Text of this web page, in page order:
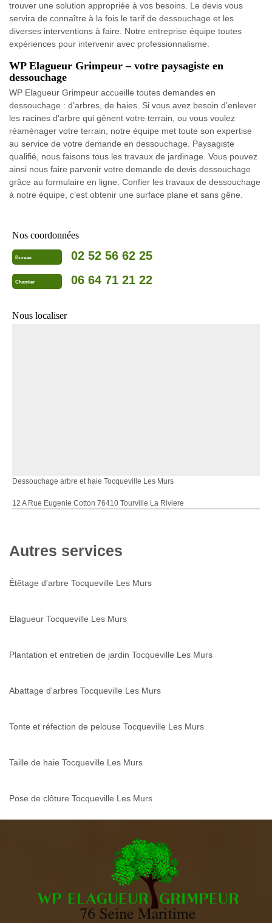
trouver une solution appropriée à vos besoins. Le devis vous
servira de connaître à la fois le tarif de dessouchage et les
diverses interventions à faire. Notre entreprise équipe toutes
expériences pour intervenir avec professionnalisme.
WP Elagueur Grimpeur – votre paysagiste en
dessouchage
WP Elagueur Grimpeur accueille toutes demandes en
dessouchage : d’arbres, de haies. Si vous avez besoin d’enlever
les racines d’arbre qui gênent votre terrain, ou vous voulez
réaménager votre terrain, notre équipe met toute son expertise
au service de votre demande en dessouchage. Paysagiste
qualifié, nous faisons tous les travaux de jardinage. Vous pouvez
ainsi nous faire parvenir votre demande de devis dessouchage
grâce au formulaire en ligne. Confier les travaux de dessouchage
à notre équipe, c’est obtenir une surface plane et sans gêne.
Nos coordonnées
Bureau 02 52 56 62 25
Chantier 06 64 71 21 22
Nous localiser
Dessouchage arbre et haie Tocqueville Les Murs
12 A Rue Eugenie Cotton 76410 Tourville La Riviere
Autres services
Étêtage d'arbre Tocqueville Les Murs
Elagueur Tocqueville Les Murs
Plantation et entretien de jardin Tocqueville Les Murs
Abattage d'arbres Tocqueville Les Murs
Tonte et réfection de pelouse Tocqueville Les Murs
Taille de haie Tocqueville Les Murs
Pose de clôture Tocqueville Les Murs